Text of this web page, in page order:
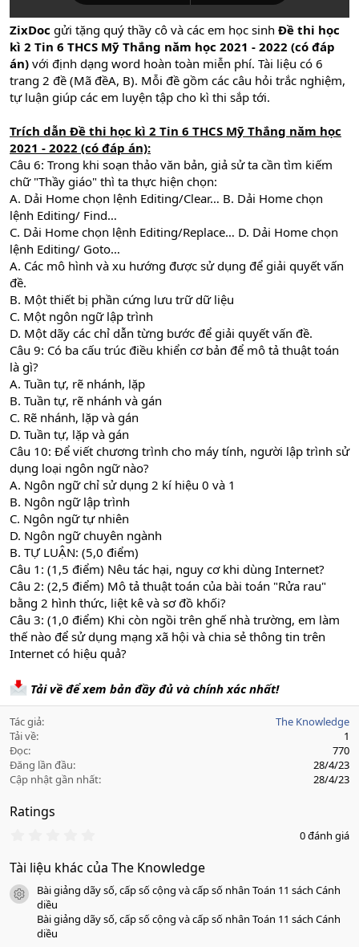
ZixDoc gửi tặng quý thầy cô và các em học sinh Đề thi học
kì 2 Tin 6 THCS Mỹ Thắng năm học 2021 - 2022 (có đáp
án) với định dạng word hoàn toàn miễn phí. Tài liệu có 6
trang 2 đề (Mã đềA, B). Mỗi đề gồm các câu hỏi trắc nghiệm,
tự luận giúp các em luyện tập cho kì thi sắp tới.
Trích dẫn Đề thi học kì 2 Tin 6 THCS Mỹ Thắng năm học
2021 - 2022 (có đáp án):
Câu 6: Trong khi soạn thảo văn bản, giả sử ta cần tìm kiếm
chữ "Thầy giáo" thì ta thực hiện chọn:
A. Dải Home chọn lệnh Editing/Clear… B. Dải Home chọn
lệnh Editing/ Find…
C. Dải Home chọn lệnh Editing/Replace… D. Dải Home chọn
lệnh Editing/ Goto…
A. Các mô hình và xu hướng được sử dụng để giải quyết vấn
đề.
B. Một thiết bị phần cứng lưu trữ dữ liệu
C. Một ngôn ngữ lập trình
D. Một dãy các chỉ dẫn từng bước để giải quyết vấn đề.
Câu 9: Có ba cấu trúc điều khiển cơ bản để mô tả thuật toán
là gì?
A. Tuần tự, rẽ nhánh, lặp
B. Tuần tự, rẽ nhánh và gán
C. Rẽ nhánh, lặp và gán
D. Tuần tự, lặp và gán
Câu 10: Để viết chương trình cho máy tính, người lập trình sử
dụng loại ngôn ngữ nào?
A. Ngôn ngữ chỉ sử dụng 2 kí hiệu 0 và 1
B. Ngôn ngữ lập trình
C. Ngôn ngữ tự nhiên
D. Ngôn ngữ chuyên ngành
B. TỰ LUẬN: (5,0 điểm)
Câu 1: (1,5 điểm) Nêu tác hại, nguy cơ khi dùng Internet?
Câu 2: (2,5 điểm) Mô tả thuật toán của bài toán "Rửa rau"
bằng 2 hình thức, liệt kê và sơ đồ khối?
Câu 3: (1,0 điểm) Khi còn ngồi trên ghế nhà trường, em làm
thế nào để sử dụng mạng xã hội và chia sẻ thông tin trên
Internet có hiệu quả?
Tải về để xem bản đầy đủ và chính xác nhất!
Tác giả
The Knowledge
Tải về
1
Đọc
770
Đăng lần đầu
28/4/23
Cập nhật gần nhất
28/4/23
Ratings
0
0
a
0 đánh giá
Tài liệu khác của The Knowledge
icon tài liệu
Bài giảng dãy số, cấp số cộng và cấp số nhân Toán 11 sách Cánh
diều
Bài giảng dãy số, cấp số cộng và cấp số nhân Toán 11 sách Cánh
diều